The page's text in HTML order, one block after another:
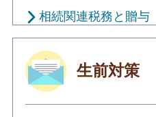
相続関連税務と贈与
生前対策